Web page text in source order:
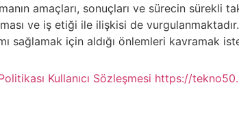
amaçları, sonuçları ve sürecin sürekli
ve iş etiği ile ilişkisi de
sağlamak için aldığı önlemleri kavramak
Kullanıcı Sözleşmesi https://